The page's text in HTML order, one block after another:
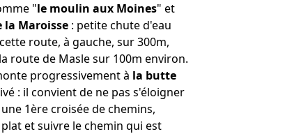
"le moulin aux Moines" et
la Maroisse : petite chute d'eau
route, à gauche, sur 300m,
route de Masle sur 100m environ.
progressivement à la butte
: il convient de ne pas s'éloigner
1ère croisée de chemins,
et suivre le chemin qui est